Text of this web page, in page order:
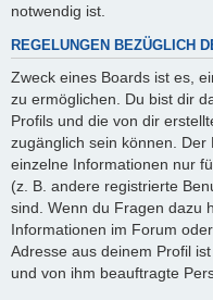
notwendig ist.
REGELUNGEN BEZÜGLICH
Zweck eines Boards ist es,
zu ermöglichen. Du bist dir
Profils und die von dir
zugänglich sein können.
einzelne Informationen nur
(z. B. andere registrierte
sind. Wenn du Fragen dazu
Informationen im Forum
Adresse aus deinem Profil
und von ihm beauftragte